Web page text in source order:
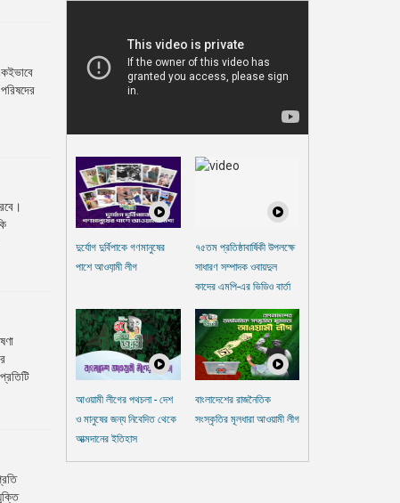
দুর্যোগ দুর্বিপাকে গণমানুষের
পাশে আওযা়মী লীগ
৭৫তম প্রতিষ্ঠাবার্ষিকী উপলক্ষে
সাধারণ সম্পাদক ওবায়দুল
কাদের এমপি-এর ভিডিও বার্তা
আওয়ামী লীগের পথচলা - দেশ
ও মানুষের জন্য নিবেদিত থেকে
আত্মদানের ইতিহাস
বাংলাদেশের রাজনৈতিক
সংস্কৃতির মূলধারা আওয়ামী লীগ